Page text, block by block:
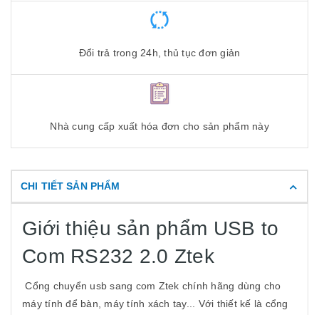
Đổi trả trong 24h, thủ tục đơn giản
Nhà cung cấp xuất hóa đơn cho sản phẩm này
CHI TIẾT SẢN PHẨM
Giới thiệu sản phẩm USB to
Com RS232 2.0 Ztek
Cổng chuyển usb sang com Ztek chính hãng dùng cho
máy tính để bàn, máy tính xách tay... Với thiết kế là cổng